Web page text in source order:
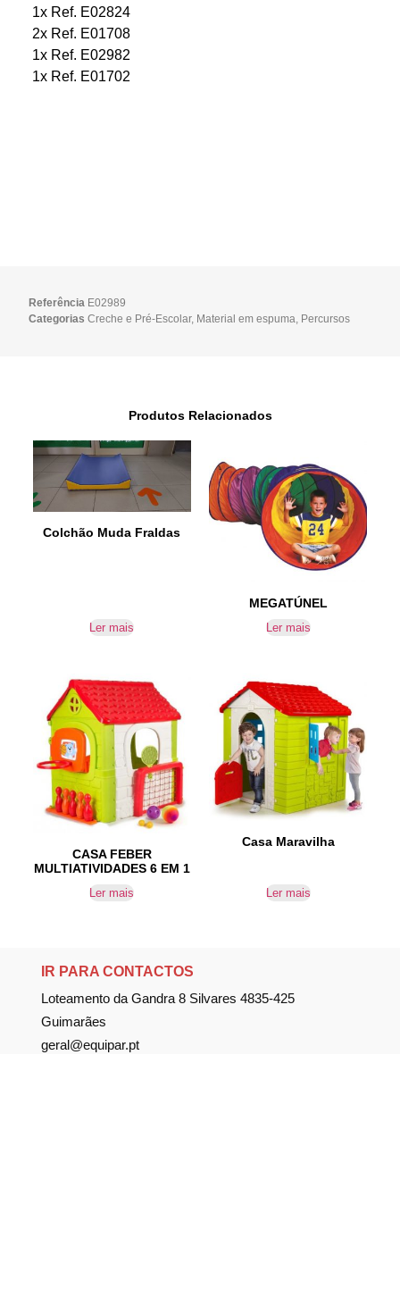
1x Ref. E02824
2x Ref. E01708
1x Ref. E02982
1x Ref. E01702
Referência E02989
Categorias Creche e Pré-Escolar, Material em espuma, Percursos
Produtos Relacionados
Colchão Muda Fraldas
Ler mais
MEGATÚNEL
Ler mais
CASA FEBER
MULTIATIVIDADES 6 EM 1
Ler mais
Casa Maravilha
Ler mais
IR PARA CONTACTOS
Loteamento da Gandra 8 Silvares 4835-425
Guimarães
geral@equipar.pt